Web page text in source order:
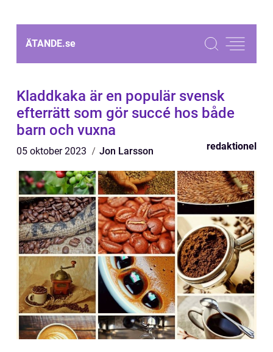
ÄTANDE.se
Kladdkaka är en populär svensk
efterrätt som gör succé hos både
barn och vuxna
05 oktober 2023 Jon Larsson redaktionel